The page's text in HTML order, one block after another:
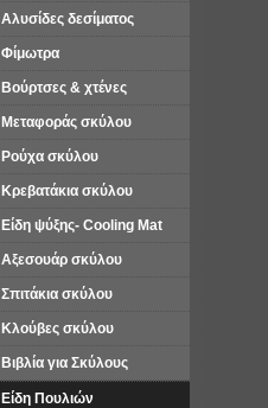
Aλυσίδες δεσίματος
Φίμωτρα
Βούρτσες & χτένες
Μεταφοράς σκύλου
Ρούχα σκύλου
Κρεβατάκια σκύλου
Είδη ψύξης- Cooling Mat
Αξεσουάρ σκύλου
Σπιτάκια σκύλου
Κλούβες σκύλου
Βιβλία για Σκύλους
Είδη Πουλιών